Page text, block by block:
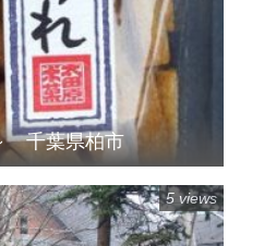
千葉県柏市
5 views